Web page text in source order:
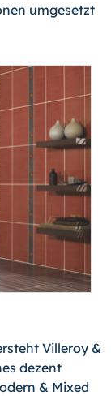
umgesetzt
Villeroy &
dezent
& Mixed